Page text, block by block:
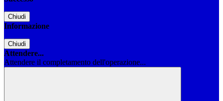
Chiudi
Informazione
Chiudi
Attendere...
Attendere il completamento dell'operazione...